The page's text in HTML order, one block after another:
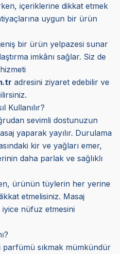
içeriklerine dikkat etmek
uygun bir ürün
bir ürün yelpazesi sunar
imkânı sağlar. Siz de
adresini ziyaret edebilir ve
Kullanılır?
sevimli dostunuzun
yaparak yayılır. Durulama
kir ve yağları emer,
daha parlak ve sağlıklı
ürünün tüylerin her yerine
etmelisiniz. Masaj
nüfuz etmesini
parfümü sıkmak mümkündür